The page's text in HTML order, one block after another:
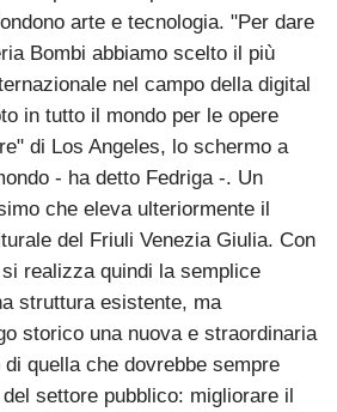
arte e tecnologia. "Per dare
Bombi abbiamo scelto il più
nel campo della digital
in tutto il mondo per le opere
di Los Angeles, lo schermo a
- ha detto Fedriga -. Un
che eleva ulteriormente il
del Friuli Venezia Giulia. Con
realizza quindi la semplice
struttura esistente, ma
storico una nuova e straordinaria
quella che dovrebbe sempre
settore pubblico: migliorare il